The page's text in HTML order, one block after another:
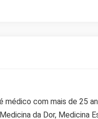
médico com mais de 25
da Dor, Medicina